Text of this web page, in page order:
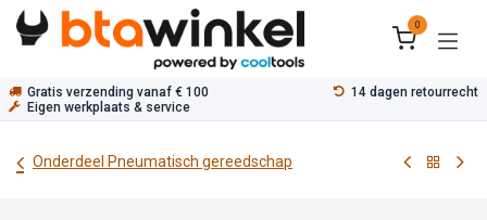
Overslaan naar inhoud
0
Gratis verzending vanaf € 100
14 dagen retourrecht
Eigen werkplaats & service
Onderdeel Pneumatisch gereedschap